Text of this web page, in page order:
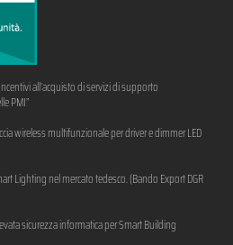
all’acquisto di servizi di supporto
PMI”
wireless multifunzionale per driver e dimmer LED
Lighting nel mercato tedesco. (Bando Export DGR
sicurezza informatica per Smart Building